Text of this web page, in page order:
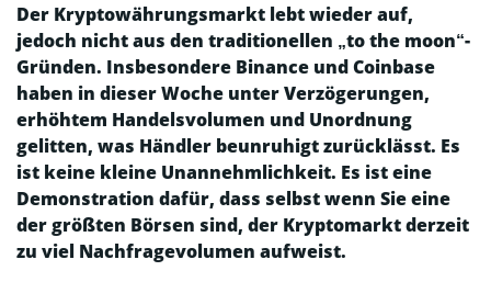
Der Kryptowährungsmarkt lebt wieder auf,
jedoch nicht aus den traditionellen „to the moon“-
Gründen. Insbesondere Binance und Coinbase
haben in dieser Woche unter Verzögerungen,
erhöhtem Handelsvolumen und Unordnung
gelitten, was Händler beunruhigt zurücklässt. Es
ist keine kleine Unannehmlichkeit. Es ist eine
Demonstration dafür, dass selbst wenn Sie eine
der größten Börsen sind, der Kryptomarkt derzeit
zu viel Nachfragevolumen aufweist.